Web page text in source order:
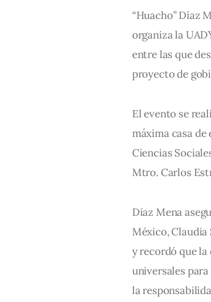
“Huacho” Díaz
organiza la
entre las que
proyecto de
El evento se
máxima casa
Ciencias
Mtro. Carlos
Díaz Mena
México,
y recordó que la
universales
la